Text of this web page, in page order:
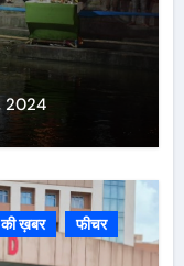
2024
ख़बर फीचर